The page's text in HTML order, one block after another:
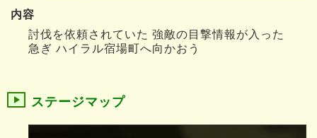
内容
討伐を依頼されていた 強敵の目撃情報が入った
急ぎ ハイラル宿場町へ向かおう
ステージマップ